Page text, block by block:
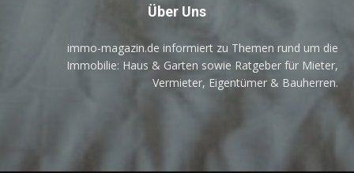
Über Uns
immo-magazin.de informiert zu Themen rund um die
Immobilie: Haus & Garten sowie Ratgeber für Mieter,
Vermieter, Eigentümer & Bauherren.